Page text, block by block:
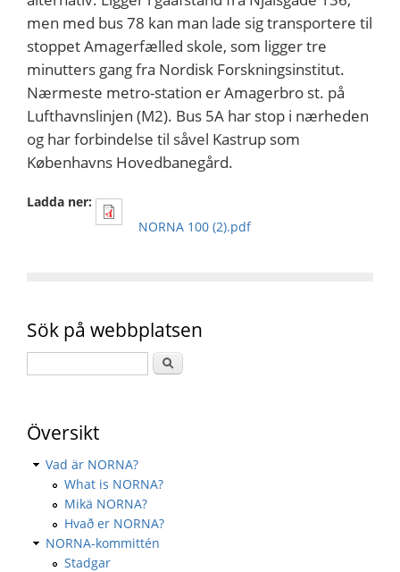
men med bus 78 kan man lade sig transportere til
stoppet Amagerfælled skole, som ligger tre
minutters gang fra Nordisk Forskningsinstitut.
Nærmeste metro-station er Amagerbro st. på
Lufthavnslinjen (M2). Bus 5A har stop i nærheden
og har forbindelse til såvel Kastrup som
Københavns Hovedbanegård.
Ladda ner:
NORNA 100 (2).pdf
Sök på webbplatsen
Översikt
Vad är NORNA?
What is NORNA?
Mikä NORNA?
Hvað er NORNA?
NORNA-kommittén
Stadgar